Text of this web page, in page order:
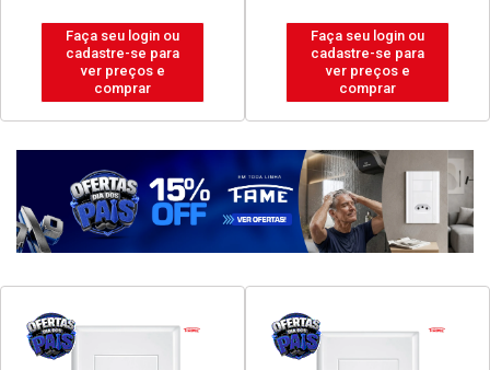
2P+T 3X0,75MM 3 METROS
BRANCA
Código: 43571
Embalagem: UNIDADE
Faça seu login ou
cadastre-se para
ver preços e
comprar
ENGECABOS 4 TOMADAS
0,80 METRO BRANCA
Código: 43560
Embalagem: UNIDADE
Faça seu login ou
cadastre-se para
ver preços e
comprar